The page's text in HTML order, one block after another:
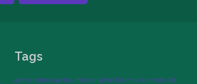
Tags
aphorismes cactus inébranlable Dis moi dix mots Dé